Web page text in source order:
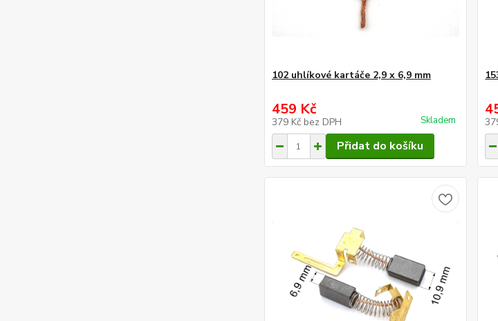
102 uhlíkové kartáče 2,9 x 6,9 mm
459 Kč
379 Kč bez DPH Skladem
Přidat do košíku